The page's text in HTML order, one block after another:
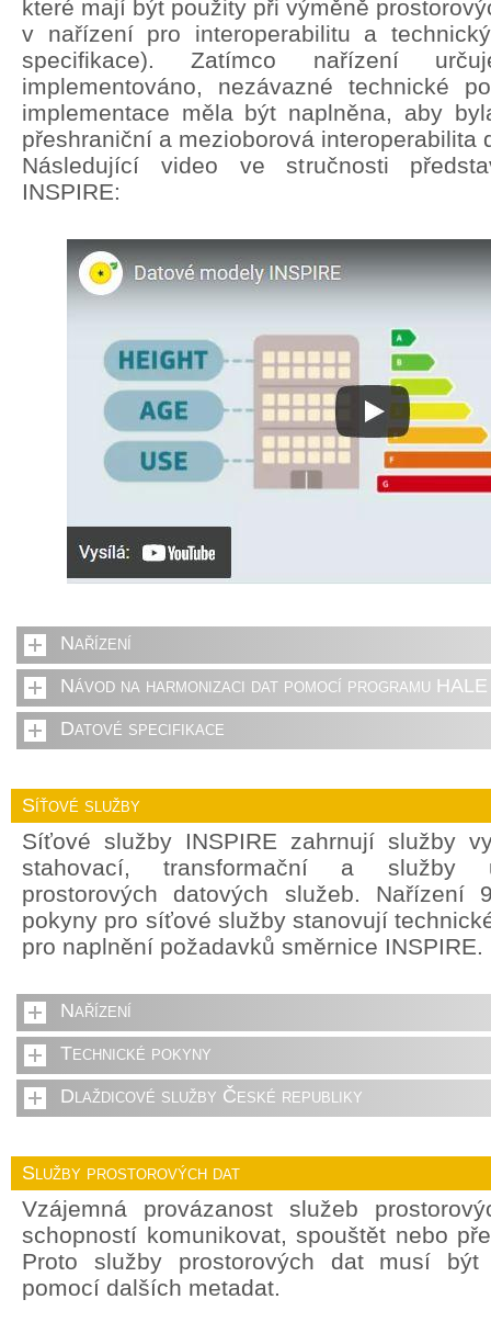
které mají být použity při výměně
v nařízení pro interoperabilitu a
specifikace). Zatímco nařízení
implementováno, nezávazné technické
implementace měla být naplněna, aby
přeshraniční a mezioborová interoperabilita
Následující video ve stručnosti
INSPIRE:
Nařízení
Návod na harmonizaci dat pomocí programu
Datové specifikace
Síťové služby
Síťové služby INSPIRE zahrnují služby
stahovací, transformační a služby
prostorových datových služeb. Nařízení
pokyny pro síťové služby stanovují
pro naplnění požadavků směrnice INSPIRE.
Nařízení
Technické pokyny
Dlaždicové služby České republiky
Služby prostorových dat
Vzájemná provázanost služeb
schopností komunikovat, spouštět nebo
Proto služby prostorových dat musí být
pomocí dalších metadat.